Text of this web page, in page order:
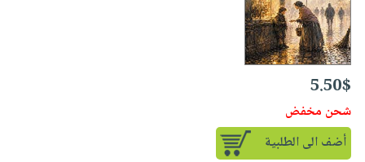
5.50$
شحن مخفض
أضف الى الطلبية